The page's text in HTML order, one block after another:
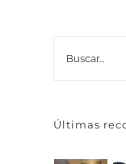
Últimas